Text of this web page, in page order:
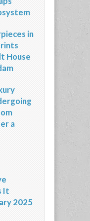
in
House
a
It
2025